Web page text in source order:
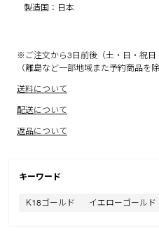
製造国：日本
※ご注文から3日前後（土・日・祝日
（離島など一部地域また予約商品を
送料について
配送について
返品について
キーワード
K18ゴールド イエローゴールド